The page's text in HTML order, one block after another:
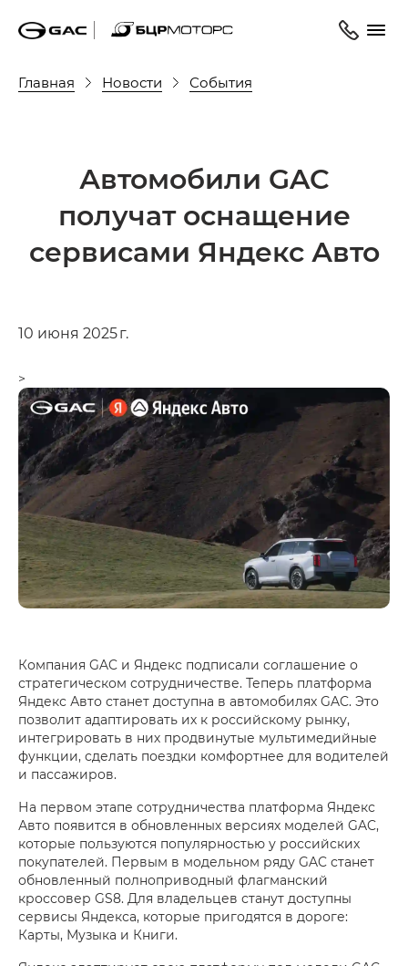
Главная Новости События
Автомобили GAC
получат оснащение
сервисами Яндекс Авто
10 июня 2025 г.
>
Компания GAC и Яндекс подписали соглашение о
стратегическом сотрудничестве. Теперь платформа
Яндекс Авто станет доступна в автомобилях GAC. Это
позволит адаптировать их к российскому рынку,
интегрировать в них продвинутые мультимедийные
функции, сделать поездки комфортнее для водителей
и пассажиров.
На первом этапе сотрудничества платформа Яндекс
Авто появится в обновленных версиях моделей GAC,
которые пользуются популярностью у российских
покупателей. Первым в модельном ряду GAC станет
обновленный полноприводный флагманский
кроссовер GS8. Для владельцев станут доступны
сервисы Яндекса, которые пригодятся в дороге:
Карты, Музыка и Книги.